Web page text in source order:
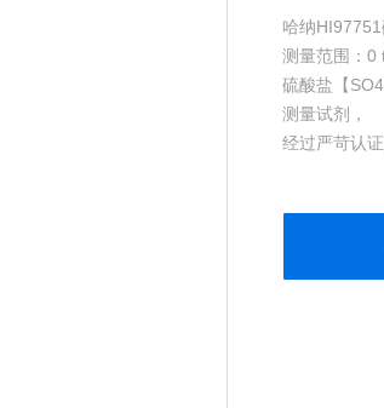
哈纳
测量范围：0
硫酸盐【
测量试剂，
经过严苛认